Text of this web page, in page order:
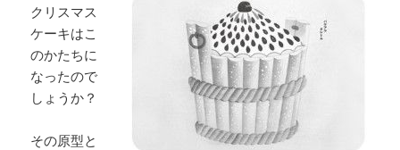
クリスマス
ケーキはこ
のかたちに
なったので
しょうか？
その原型と